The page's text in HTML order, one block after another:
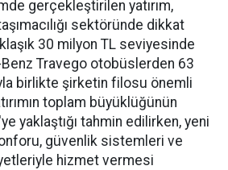
gerçekleştirilen yatırım,
sektöründe dikkat
30 milyon TL seviyesinde
Travego otobüslerden 63
birlikte şirketin filosu önemli
toplam büyüklüğünün
yaklaştığı tahmin edilirken, yeni
güvenlik sistemleri ve
hizmet vermesi